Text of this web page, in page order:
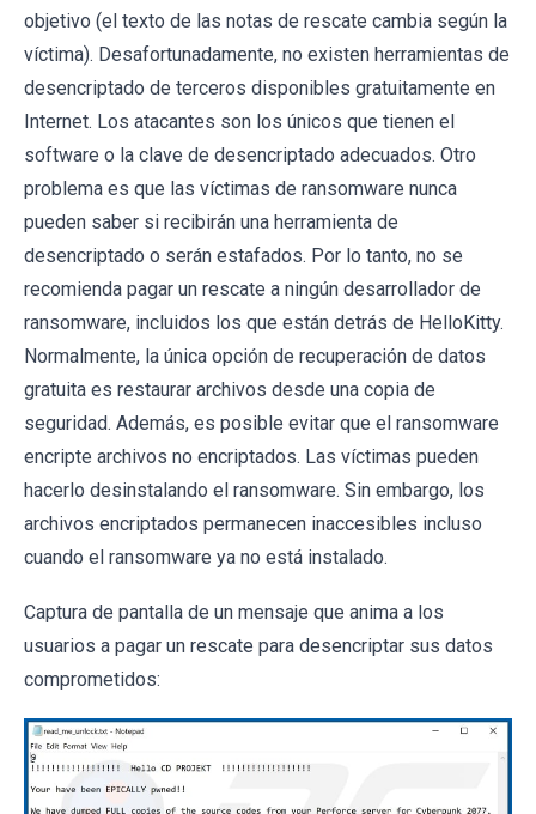
objetivo (el texto de las notas de rescate cambia según la
víctima). Desafortunadamente, no existen herramientas de
desencriptado de terceros disponibles gratuitamente en
Internet. Los atacantes son los únicos que tienen el
software o la clave de desencriptado adecuados. Otro
problema es que las víctimas de ransomware nunca
pueden saber si recibirán una herramienta de
desencriptado o serán estafados. Por lo tanto, no se
recomienda pagar un rescate a ningún desarrollador de
ransomware, incluidos los que están detrás de HelloKitty.
Normalmente, la única opción de recuperación de datos
gratuita es restaurar archivos desde una copia de
seguridad. Además, es posible evitar que el ransomware
encripte archivos no encriptados. Las víctimas pueden
hacerlo desinstalando el ransomware. Sin embargo, los
archivos encriptados permanecen inaccesibles incluso
cuando el ransomware ya no está instalado.
Captura de pantalla de un mensaje que anima a los
usuarios a pagar un rescate para desencriptar sus datos
comprometidos: